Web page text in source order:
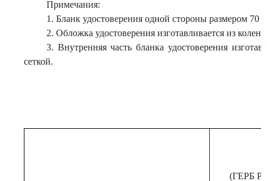
Примечания:
1. Бланк удостоверения одной стороны размером 70
2. Обложка удостоверения изготавливается из
3. Внутренняя часть бланка удостоверения
сеткой.
(ГЕРБ